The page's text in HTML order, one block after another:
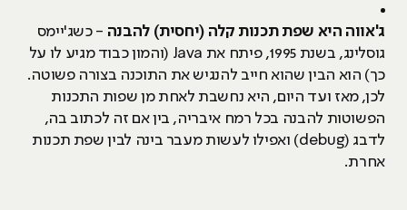
ג'אווה היא שפת תכנות קלה (יחסית) להבנה - כשג'יימס
גוסלינג, בשנת 1995, פיתח את Java (והמון כבוד מגיע לו על
כך) הוא הבין שהוא חייב להנגיש את התוכנה בצורה פשוטה.
לכן, מאז ועד היום, היא נחשבת לאחת מן שפות התכנות
הפשוטות להבנה בכל רמח איבריה, בין אם זה לכתוב בה,
לדבג (debug) ואפילו לעשות מעבר בינה לבין שפת תכנות
אחרת.